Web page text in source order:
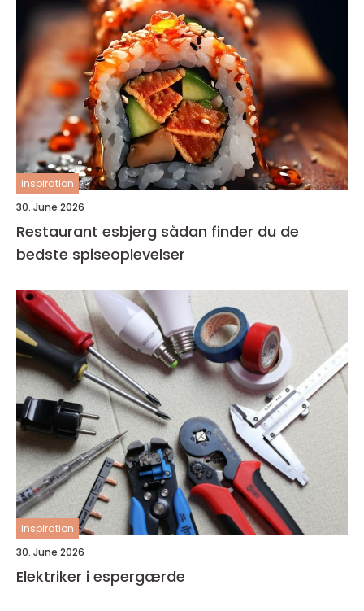
inspiration
30. June 2026
Restaurant esbjerg sådan finder du de
bedste spiseoplevelser
inspiration
30. June 2026
Elektriker i espergærde